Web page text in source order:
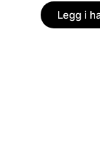
Legg i